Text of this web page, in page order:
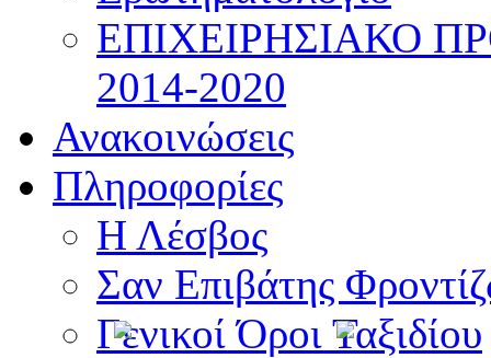
ΕΠΙΧΕΙΡΗΣΙΑΚΟ
2014-2020
Ανακοινώσεις
Πληροφορίες
Η Λέσβος
Σαν Επιβάτης
Γενικοί Όροι Ταξιδίου